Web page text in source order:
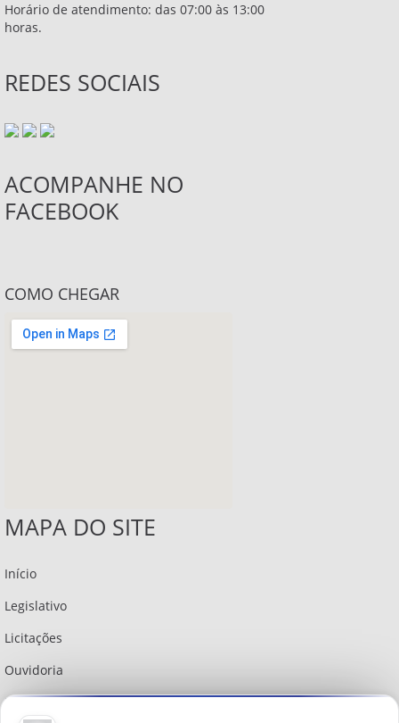
Horário de atendimento: das 07:00 às 13:00
horas.
REDES SOCIAIS
ACOMPANHE NO
FACEBOOK
COMO CHEGAR
MAPA DO SITE
Início
Legislativo
Licitações
Ouvidoria
Institucional